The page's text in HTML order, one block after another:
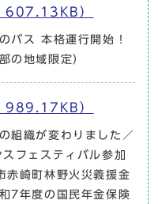
607.13KB）
バス 本格運行開始！
の地域限定）
989.17KB）
組織が変わりました／
フェスティバル参加
赤崎町林野火災義援金
7年度の国民年金保険